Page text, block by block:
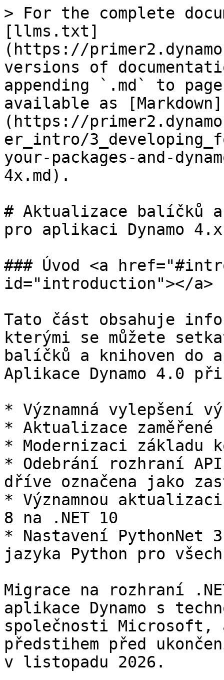
> For the complete
[llms.txt]
(https://
versions of
appending `.md` to
available as [Markdown]
(https://
er_intro/
your-packages-and-
4x.md).
# Aktualizace balíčků a
pro aplikaci Dynamo 4.x
### Úvod <a
id="introduction"></a>
Tato část obsahuje
kterými se můžete
balíčků a knihoven do
Aplikace Dynamo 4.0
* Významná vylepšení
* Aktualizace
* Modernizaci základu
* Odebrání rozhraní
dříve označena jako
* Významnou
8 na .NET 10
* Nastavení PythonNet
jazyka Python pro
Migrace na rozhraní
aplikace Dynamo s
společnosti Microsoft,
předstihem před
v listopadu 2026.